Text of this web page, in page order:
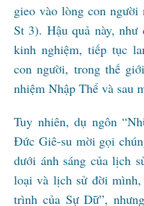
gieo vào lòng con người
St 3). Hậu quả này,
kinh nghiệm, tiếp tục
con người, trong thế
nhiệm Nhập Thể và sau
Tuy nhiên, dụ ngôn
Đức Giê-su mời gọi
dưới ánh sáng của lịch
loại và lịch sử đời mình,
trình của Sự Dữ”,